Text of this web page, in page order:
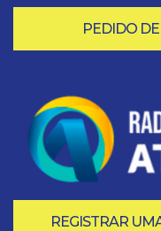
PEDIDO
REGISTRAR